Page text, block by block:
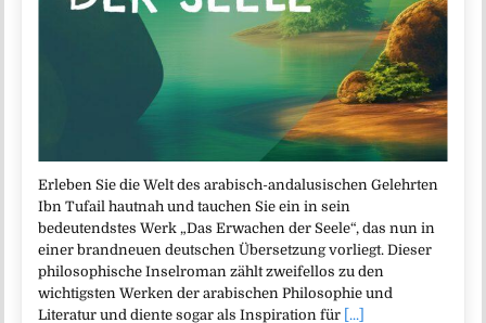
Erleben Sie die Welt des arabisch-andalusischen Gelehrten
Ibn Tufail hautnah und tauchen Sie ein in sein
bedeutendstes Werk „Das Erwachen der Seele“, das nun in
einer brandneuen deutschen Übersetzung vorliegt. Dieser
philosophische Inselroman zählt zweifellos zu den
wichtigsten Werken der arabischen Philosophie und
Literatur und diente sogar als Inspiration für [...]